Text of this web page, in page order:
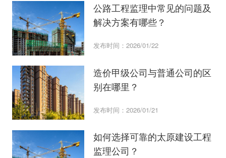
公路工程监理中常见的问题及
解决方案有哪些？
发布时间：2026/01/22
造价甲级公司与普通公司的区
别在哪里？
发布时间：2026/01/21
如何选择可靠的太原建设工程
监理公司？